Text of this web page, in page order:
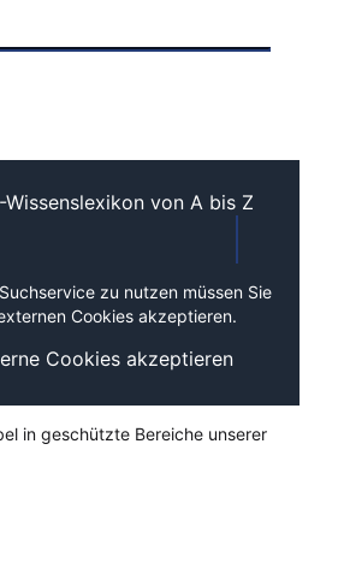
Wissenslexikon von A bis Z
zu nutzen müssen Sie
Cookies akzeptieren.
Cookies akzeptieren
in geschützte Bereiche unserer